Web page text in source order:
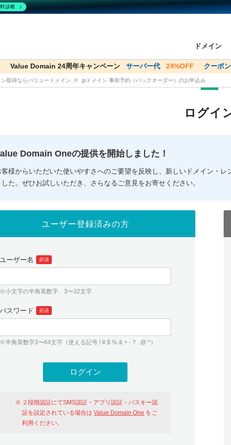
ドメイン
ドメイン検索
人気ドメインの種類
ー コアサーバー
Value Domain ネットde診断
お得意様割引
従来のバリュードメインをご利用希望の方
従来のバリュードメインをご利用希望の方
Value Domain 24周年キャンペーン サーバー代 24%OFF クーポン
co.jpドメイン✕コアサーバーV2ビジネス応援キャ
ン取得ならバリュードメイン .jpドメイン 事前予約（バックオーダー）のお申込み
ログイ
Domain Oneの提供を開始しました！
客様からいただいた使いやすさへのご要望を反映し、新しいドメイン・
した。ぜひお試しいただき、さらなるご意見をお寄せください。
ユーザー登録済みの方
ユーザー名 必須
※小文字の半角英数字 3〜32文字
パスワード 必須
※半角英数字3〜64文字（使える記号 ! # $ % & + - ? . @ ^）
２段階認証にてSMS認証・アプリ認証・パスキー認
証を設定されている場合はValue Domain One をご
利用ください。
診断